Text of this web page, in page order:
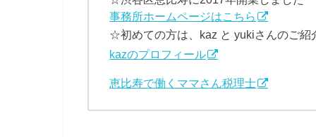
事務所ホームページはこちら
☆初めての方は、kaz と yukiさんのご紹
kazのプロフィール
恵比寿で働くママさん税理士